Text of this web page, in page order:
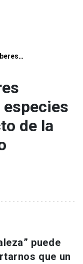
de la
puede
que un